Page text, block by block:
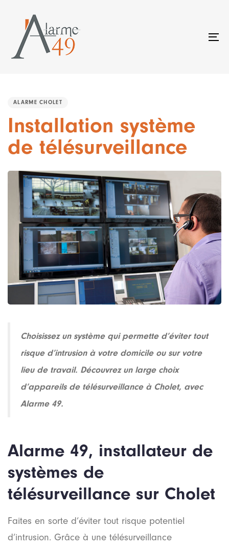
primary
navigation
Skip
IN:
ALARME CHOLET
Installation système
de télésurveillance
Choisissez un système qui permette d’éviter tout
risque d’intrusion à votre domicile ou sur votre
lieu de travail. Découvrez un large choix
d’appareils de télésurveillance à Cholet, avec
Alarme 49.
Alarme 49, installateur de
systèmes de
télésurveillance sur Cholet
Faites en sorte d’éviter tout risque potentiel
d’intrusion. Grâce à une télésurveillance